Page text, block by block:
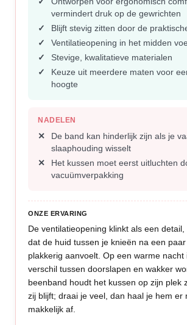
vermindert druk op de gewrichten
Blijft stevig zitten door de
Ventilatieopening in het midden
Stevige, kwalitatieve materialen
Keuze uit meerdere maten voor
hoogte
NADELEN
De band kan hinderlijk zijn als je
slaaphouding wisselt
Het kussen moet eerst uitluchten
vacuümverpakking
ONZE ERVARING
De ventilatieopening klinkt als een
dat de huid tussen je knieën na een
plakkerig aanvoelt. Op een warme nacht
verschil tussen doorslapen en wakker
beenband houdt het kussen op zijn plek
zij blijft; draai je veel, dan haal je hem er
makkelijk af.